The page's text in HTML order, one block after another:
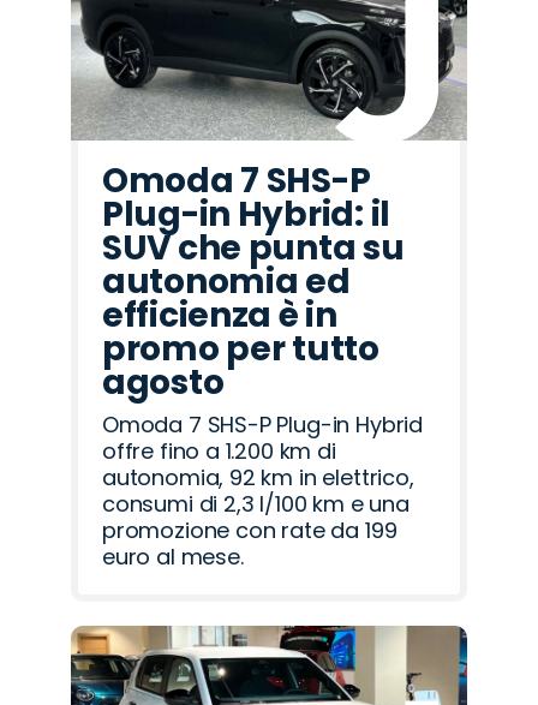
Omoda 7 SHS-P
Plug-in Hybrid: il
SUV che punta su
autonomia ed
efficienza è in
promo per tutto
agosto
Omoda 7 SHS-P Plug-in Hybrid
offre fino a 1.200 km di
autonomia, 92 km in elettrico,
consumi di 2,3 l/100 km e una
promozione con rate da 199
euro al mese.